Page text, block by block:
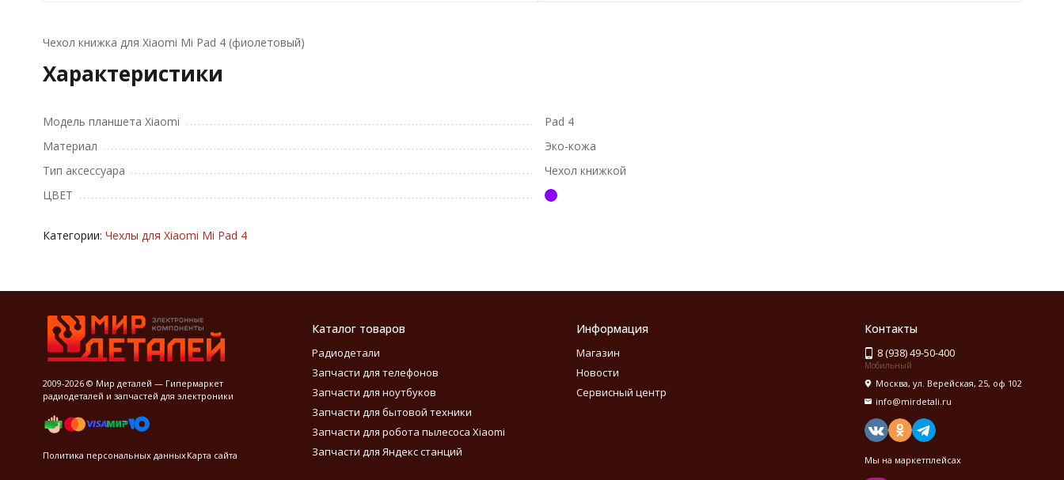
Чехол книжка для Xiaomi Mi Pad 4 (фиолетовый)
Характеристики
Модель планшета Xiaomi
Pad 4
Материал
Эко-кожа
Тип аксессуара
Чехол книжкой
ЦВЕТ
Категории: Чехлы для Xiaomi Mi Pad 4
2009-2026 © Мир деталей — Гипермаркет
радиодеталей и запчастей для электроники
Политика персональных данныхКарта сайта
Каталог товаров
Радиодетали
Запчасти для телефонов
Запчасти для ноутбуков
Запчасти для бытовой техники
Запчасти для робота пылесоса Xiaomi
Запчасти для Яндекс станций
Информация
Магазин
Новости
Сервисный центр
Контакты
8 (938) 49-50-400
Мобильный
Москва, ул. Верейская, 25, оф 102
info@mirdetali.ru
Мы на маркетплейсах